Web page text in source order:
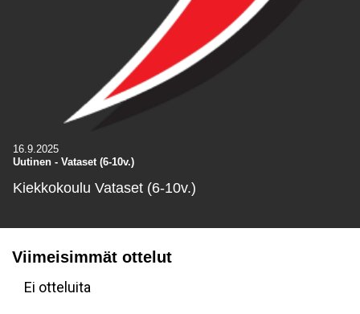
16.9.2025
Uutinen - Vataset (6-10v.)
Kiekkokoulu Vataset (6-10v.)
Viimeisimmät ottelut
Ei otteluita